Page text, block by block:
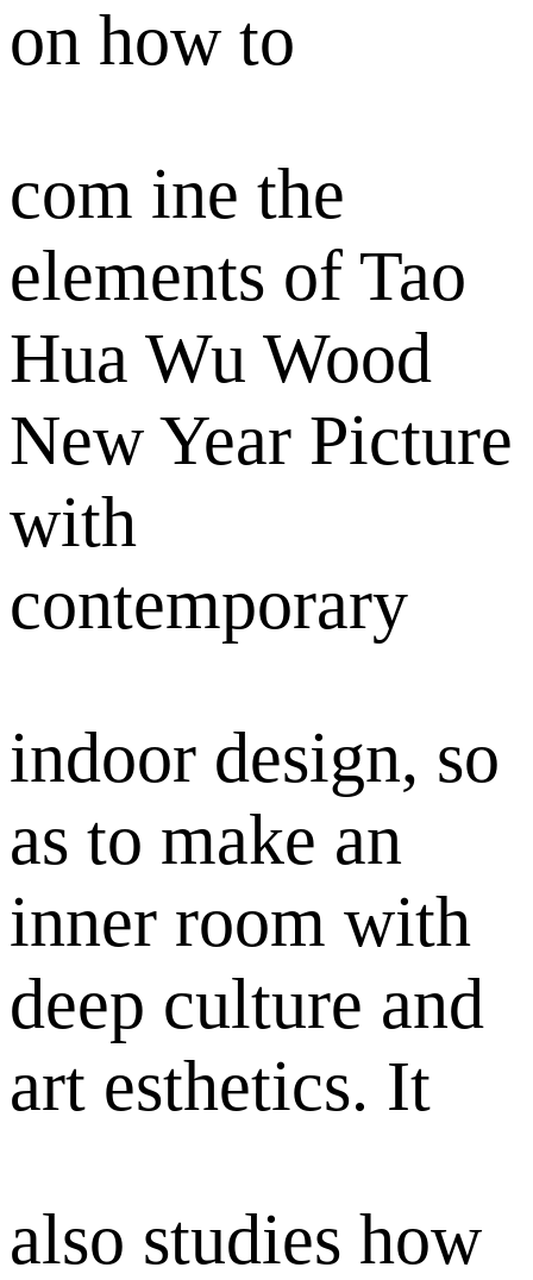
on how to
com ine the
elements of Tao
Hua Wu Wood
New Year Picture
with
contemporary
indoor design, so
as to make an
inner room with
deep culture and
art esthetics. It
also studies how